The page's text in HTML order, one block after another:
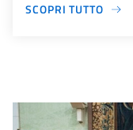
SCOPRI TUTTO